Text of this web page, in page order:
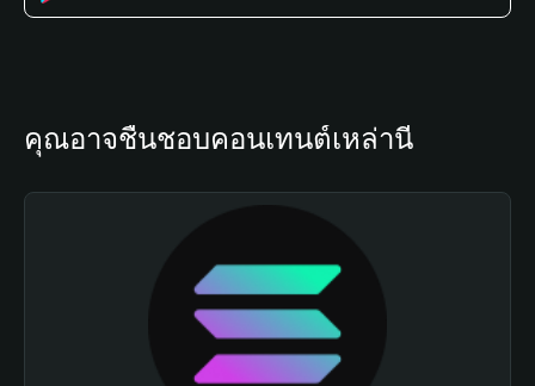
คุณอาจชื่นชอบคอนเทนต์เหล่านี้